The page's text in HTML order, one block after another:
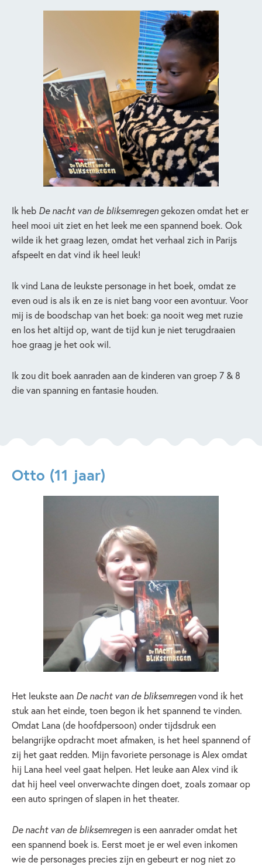
Ik heb De nacht van de bliksemregengekozen omdat het er
heel mooi uit ziet en het leek me een spannend boek. Ook
wilde ik het graag lezen, omdat het verhaal zich in Parijs
afspeelt en dat vind ik heel leuk!
Ik vind Lana de leukste personage in het boek, omdat ze
even oud is als ik en ze is niet bang voor een avontuur. Voor
mij is de boodschap van het boek: ga nooit weg met ruzie
en los het altijd op, want de tijd kun je niet terugdraaien
hoe graag je het ook wil.
Ik zou dit boek aanraden aan de kinderen van groep 7 & 8
die van spanning en fantasie houden.
Otto (11 jaar)
Het leukste aan De nacht van de bliksemregenvond ik het
stuk aan het einde, toen begon ik het spannend te vinden.
Omdat Lana (de hoofdpersoon) onder tijdsdruk een
belangrijke opdracht moet afmaken, is het heel spannend of
zij het gaat redden. Mijn favoriete personage is Alex omdat
hij Lana heel veel gaat helpen. Het leuke aan Alex vind ik
dat hij heel veel onverwachte dingen doet, zoals zomaar op
een auto springen of slapen in het theater.
De nacht van de bliksemregenis een aanrader omdat het
een spannend boek is. Eerst moet je er wel even inkomen
wie de personages precies zijn en gebeurt er nog niet zo